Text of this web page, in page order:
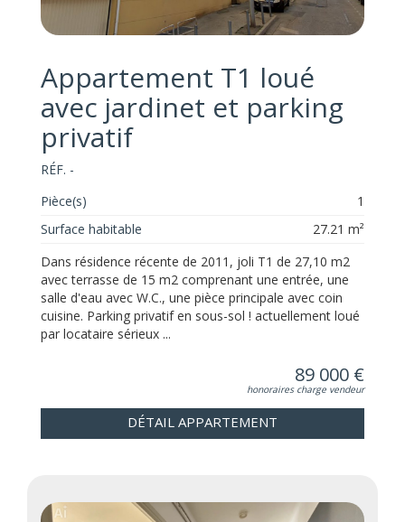
Appartement T1 loué
avec jardinet et parking
privatif
RÉF. -
Pièce(s)
1
Surface habitable
27.21 m²
Dans résidence récente de 2011, joli T1 de 27,10 m2
avec terrasse de 15 m2 comprenant une entrée, une
salle d'eau avec W.C., une pièce principale avec coin
cuisine. Parking privatif en sous-sol ! actuellement loué
par locataire sérieux ...
89 000 €
honoraires charge vendeur
DÉTAIL APPARTEMENT